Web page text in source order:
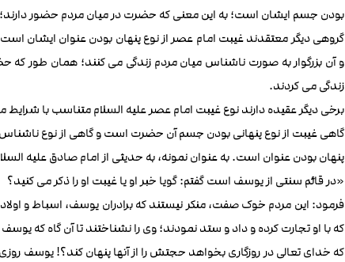
بودن جسم ایشان است؛ به این معنی که حضرت در میان مردم حضور
گروهی دیگر معتقدند غیبت امام عصر از نوع پنهان بودن عنوان ایشان
و آن بزرگوار به صورت ناشناس میان مردم زندگی می کنند؛ همان طور
زندگی می کردند.
برخی دیگر عقیده دارند نوع غیبت امام عصر علیه السلام متناسب با
گاهی غیبت از نوع پنهانی بودن جسم آن حضرت است و گاهی از نوع ناشناس
پنهان بودن عنوان است. به عنوان نمونه، به حدیثی از امام صادق علیه
«در قائم سنتی از یوسف است گفتم: گویا خبر او یا غیبت او را ذکر می کنید؟
فرمود: این مردم خوک صفت، منکر نیستند که برادران یوسف، اسباط و اولاد
که با او تجارت کرده و داد و ستد نمودند؛ وی را نشناختند تا آن گاه که
که خدای تعالی در روزگاری بخواهد حجتش را از آنها پنهان کند؟! یوسف